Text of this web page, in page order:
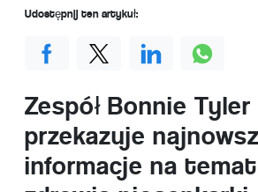
Zespół Bonnie Tyler
przekazuje
informacje na
Udostępnij ten artykuł: